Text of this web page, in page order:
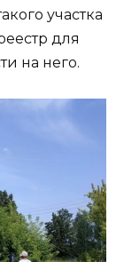
участка
для
на него.